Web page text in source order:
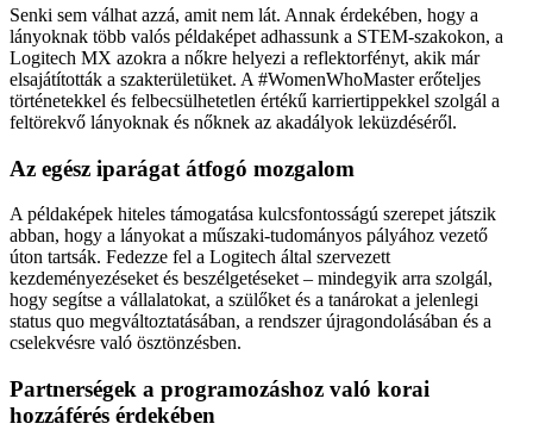
Senki sem válhat azzá, amit nem lát. Annak érdekében, hogy a
lányoknak több valós példaképet adhassunk a STEM-szakokon, a
Logitech MX azokra a nőkre helyezi a reflektorfényt, akik már
elsajátították a szakterületüket. A #WomenWhoMaster erőteljes
történetekkel és felbecsülhetetlen értékű karriertippekkel szolgál a
feltörekvő lányoknak és nőknek az akadályok leküzdéséről.
Az egész iparágat átfogó mozgalom
A példaképek hiteles támogatása kulcsfontosságú szerepet játszik
abban, hogy a lányokat a műszaki-tudományos pályához vezető
úton tartsák. Fedezze fel a Logitech által szervezett
kezdeményezéseket és beszélgetéseket – mindegyik arra szolgál,
hogy segítse a vállalatokat, a szülőket és a tanárokat a jelenlegi
status quo megváltoztatásában, a rendszer újragondolásában és a
cselekvésre való ösztönzésben.
Partnerségek a programozáshoz való korai
hozzáférés érdekében